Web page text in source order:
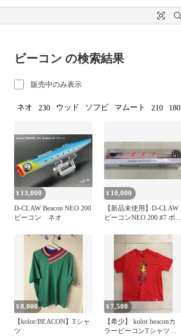
ビーコン の検索結果
販売中のみ表示
ネオ 230 ウッド ソフビ マムート 210 180
¥ 13,000
D-CLAW Beacon NEO 200
ビーコン ネオ
¥ 10,000
【新品未使用】D-CLAW
ビーコンNEO 200 ♯7 ボー
¥8,000
【kolor/BEACON】Tシャ
ツ
¥ 7,500
【希少】 kolor beaconカ
ラービーコンTシャツ